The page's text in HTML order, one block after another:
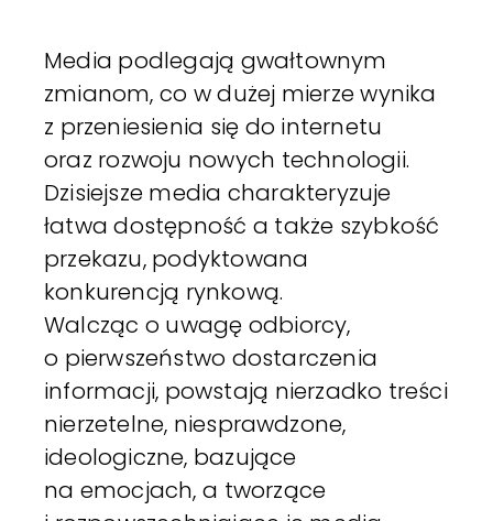
Media podlegają gwałtownym
zmianom, co w dużej mierze wynika
z przeniesienia się do internetu
oraz rozwoju nowych technologii.
Dzisiejsze media charakteryzuje
łatwa dostępność a także szybkość
przekazu, podyktowana
konkurencją rynkową.
Walcząc o uwagę odbiorcy,
o pierwszeństwo dostarczenia
informacji, powstają nierzadko treści
nierzetelne, niesprawdzone,
ideologiczne, bazujące
na emocjach, a tworzące